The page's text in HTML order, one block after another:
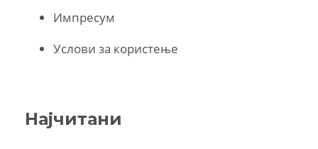
Импресум
Услови за користење
Најчитани